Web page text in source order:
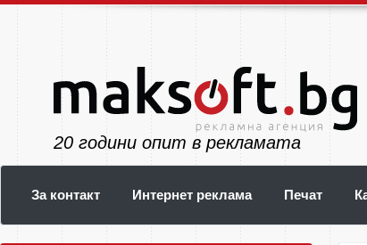
23 години опит в рекламата
За контакт Интернет реклама Печат